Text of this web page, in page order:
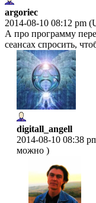
argoriec
2014-08-10 08:12 pm
А про программу
сеансах спросить,
digitall_angell
2014-08-10 08:38
можно )